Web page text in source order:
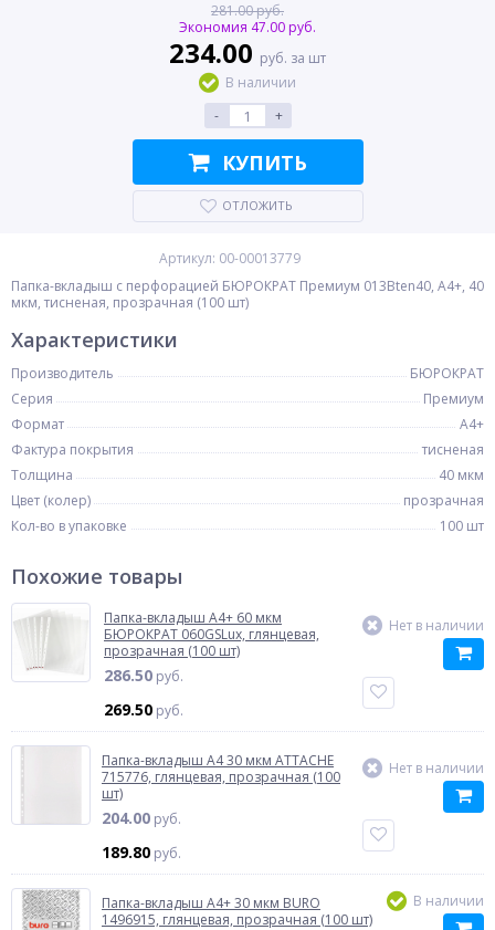
281.00 руб.
Экономия 47.00 руб.
234.00 руб. за шт
В наличии
-
+
КУПИТЬ
ОТЛОЖИТЬ
Артикул: 00-00013779
Папка-вкладыш с перфорацией БЮРОКРАТ Премиум 013Bten40, A4+, 40
мкм, тисненая, прозрачная (100 шт)
Характеристики
Производитель
БЮРОКРАТ
Серия
Премиум
Формат
A4+
Фактура покрытия
тисненая
Толщина
40 мкм
Цвет (колер)
прозрачная
Кол-во в упаковке
100 шт
Похожие товары
Папка-вкладыш A4+ 60 мкм
БЮРОКРАТ 060GSLux, глянцевая,
прозрачная (100 шт)
286.50 руб.
269.50 руб.
Нет в наличии
Папка-вкладыш A4 30 мкм ATTACHE
715776, глянцевая, прозрачная (100
шт)
204.00 руб.
189.80 руб.
Нет в наличии
Папка-вкладыш A4+ 30 мкм BURO
1496915, глянцевая, прозрачная (100 шт)
В наличии